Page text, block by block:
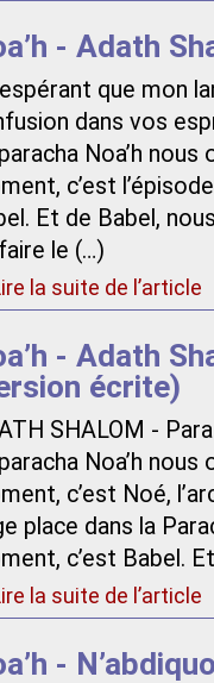
- Adath
que mon
dans vos
Noa’h
c’est
Et de Babel,
le (…)
la suite de l’article
- Adath
écrite)
SHALOM -
Noa’h
c’est Noé,
place dans la
c’est Babel.
la suite de l’article
-